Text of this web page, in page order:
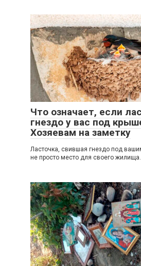
Что означает, если
гнездо у вас под
Хозяевам на заметку
Ласточка, свившая гнездо под
не просто место для своего